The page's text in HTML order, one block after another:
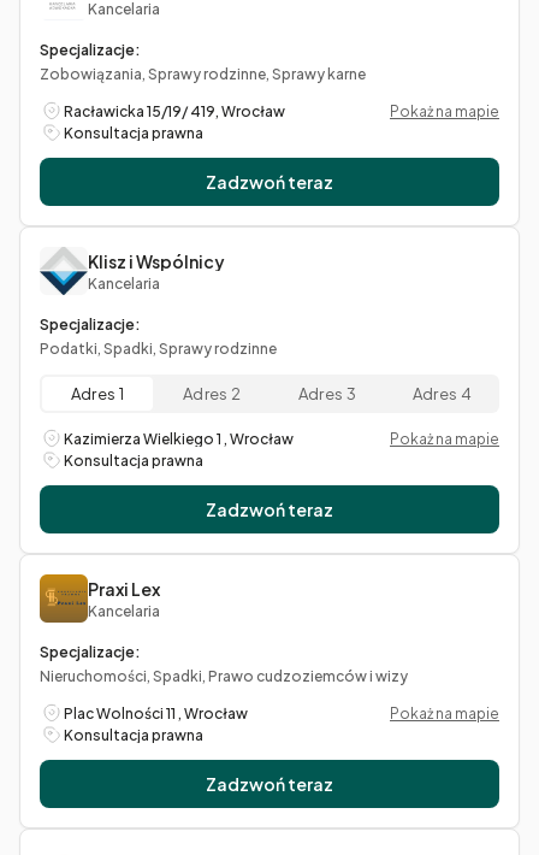
Kancelaria
Specjalizacje:
Zobowiązania, Sprawy rodzinne, Sprawy karne
Racławicka 15/19/ 419, Wrocław
Pokaż na mapie
Konsultacja prawna
Zadzwoń teraz
Klisz i Wspólnicy
Kancelaria
Specjalizacje:
Podatki, Spadki, Sprawy rodzinne
Adres 1 Adres 2 Adres 3 Adres 4
Kazimierza Wielkiego 1 , Wrocław
Pokaż na mapie
Konsultacja prawna
Zadzwoń teraz
Praxi Lex
Kancelaria
Specjalizacje:
Nieruchomości, Spadki, Prawo cudzoziemców i wizy
Plac Wolności 11 , Wrocław
Pokaż na mapie
Konsultacja prawna
Zadzwoń teraz